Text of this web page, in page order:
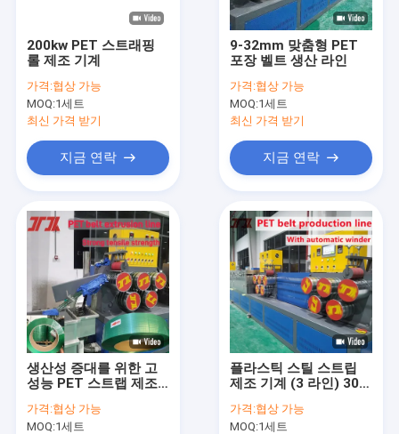
200kw PET 스트래핑
롤 제조 기계
가격:협상 가능
MOQ:1세트
최신 가격 받기
지금 연락
9-32mm 맞춤형 PET
포장 벨트 생산 라인
가격:협상 가능
MOQ:1세트
최신 가격 받기
지금 연락
생산성 증대를 위한 고
성능 PET 스트랩 제조
가격:협상 가능
MOQ:1세트
플라스틱 스틸 스트립
제조 기계 (3 라인) 300-
4000L 사전 건조 타워
가격:협상 가능
MOQ:1세트